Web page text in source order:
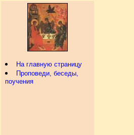
На главную страницу
Проповеди, беседы,
поучения